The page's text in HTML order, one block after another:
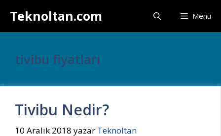
atlaTeknoltan.com Menu
tivibu fiyatları
Tivibu Nedir?
10 Aralık 2018 yazar Teknoltan